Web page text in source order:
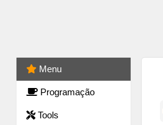
Menu
Programação
Tools